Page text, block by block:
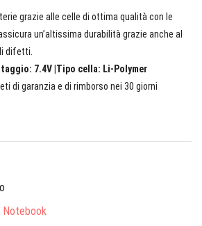
grazie alle celle di ottima qualità con le
un’altissima durabilità grazie anche al
difetti.
7.4V |Tipo cella: Li-Polymer
di garanzia e di rimborso nei 30 giorni